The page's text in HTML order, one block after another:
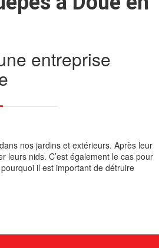
entreprise
nos jardins et extérieurs. Après leur
leurs nids. C’est également le cas pour
il est important de détruire